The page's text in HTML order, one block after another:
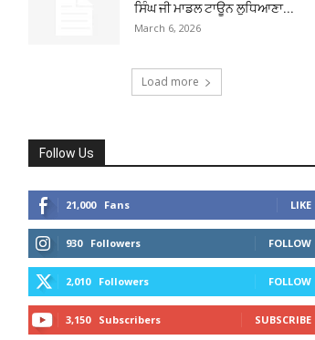
ਸਿੰਘ ਜੀ ਮਾਡਲ ਟਾਊਨ ਲੁਧਿਆਣਾ...
March 6, 2026
Load more
Follow Us
21,000 Fans LIKE
930 Followers FOLLOW
2,010 Followers FOLLOW
3,150 Subscribers SUBSCRIBE